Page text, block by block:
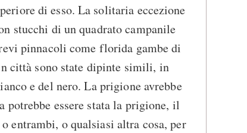
di esso. La solitaria eccezione
stucchi di un quadrato campanile
pinnacoli come florida gambe di
città sono state dipinte simili, in
e del nero. La prigione avrebbe
essere stata la prigione, il
entrambi, o qualsiasi altra cosa, per